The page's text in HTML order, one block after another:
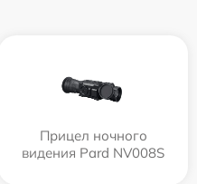
Прицел ночного
видения Pard NV008S